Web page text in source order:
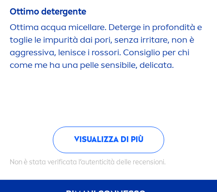
Ottimo detergente
Ottima acqua micellare. Deterge in profondità e
toglie le impurità dai pori, senza irritare, non è
aggressiva, lenisce i rossori. Consiglio per chi
come me ha una pelle sensibile, delicata.
VISUALIZZA DI PIÙ
Non è stata verificata l’autenticità delle recensioni.